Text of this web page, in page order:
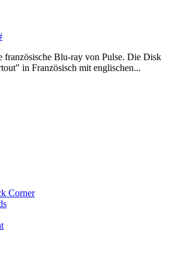
französische Blu-ray von Pulse. Die Disk
in Französisch mit englischen...
Corner